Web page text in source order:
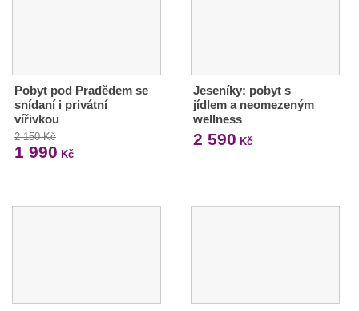
Pobyt pod Pradědem se
snídaní i privátní
vířivkou
2 150 Kč
1 990 Kč
Jeseníky: pobyt s
jídlem a neomezeným
wellness
2 590 Kč